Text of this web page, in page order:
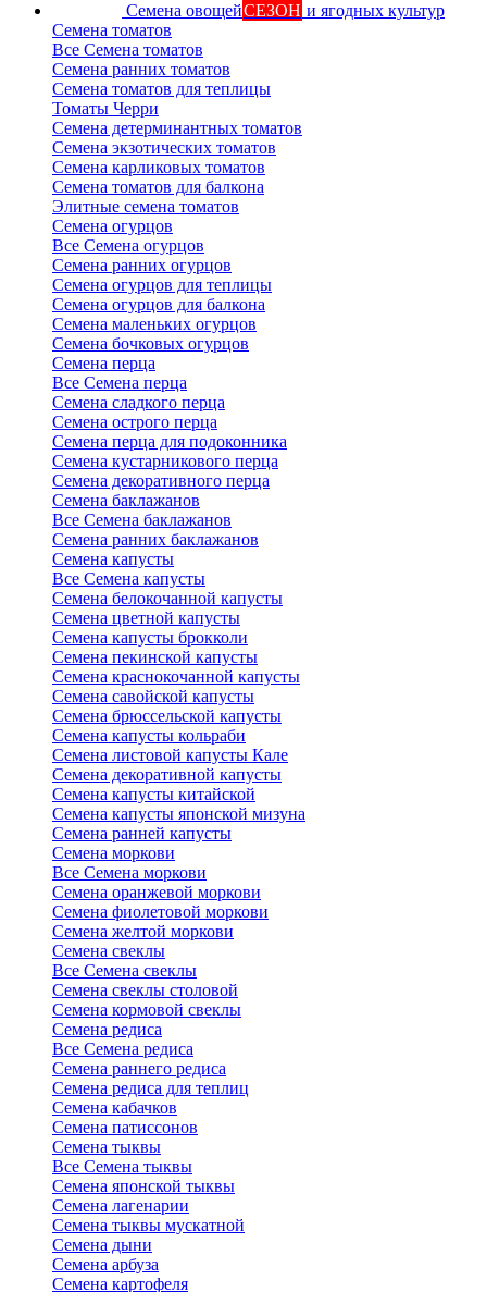
Семена овощейСЕЗОН и ягодных культур
Семена томатов
Все Семена томатов
Семена ранних томатов
Семена томатов для теплицы
Томаты Черри
Семена детерминантных томатов
Семена экзотических томатов
Семена карликовых томатов
Семена томатов для балкона
Элитные семена томатов
Семена огурцов
Все Семена огурцов
Семена ранних огурцов
Семена огурцов для теплицы
Семена огурцов для балкона
Семена маленьких огурцов
Семена бочковых огурцов
Семена перца
Все Семена перца
Семена сладкого перца
Семена острого перца
Семена перца для подоконника
Семена кустарникового перца
Семена декоративного перца
Семена баклажанов
Все Семена баклажанов
Семена ранних баклажанов
Семена капусты
Все Семена капусты
Семена белокочанной капусты
Семена цветной капусты
Семена капусты брокколи
Семена пекинской капусты
Семена краснокочанной капусты
Семена савойской капусты
Семена брюссельской капусты
Семена капусты кольраби
Семена листовой капусты Кале
Семена декоративной капусты
Семена капусты китайской
Семена капусты японской мизуна
Семена ранней капусты
Семена моркови
Все Семена моркови
Семена оранжевой моркови
Семена фиолетовой моркови
Семена желтой моркови
Семена свеклы
Все Семена свеклы
Семена свеклы столовой
Семена кормовой свеклы
Семена редиса
Все Семена редиса
Семена раннего редиса
Семена редиса для теплиц
Семена кабачков
Семена патиссонов
Семена тыквы
Все Семена тыквы
Семена японской тыквы
Семена лагенарии
Семена тыквы мускатной
Семена дыни
Семена арбуза
Семена картофеля